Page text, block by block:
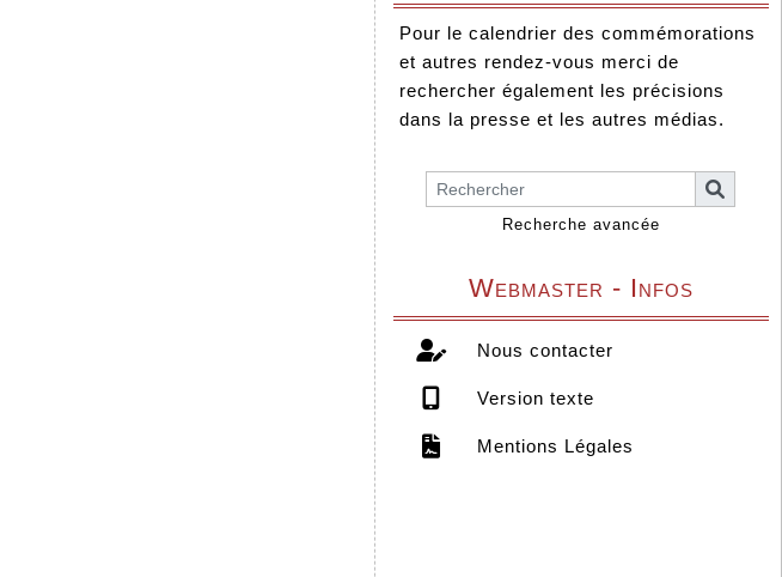
Pour le calendrier des commémorations
et autres rendez-vous merci de
rechercher également les précisions
dans la presse et les autres médias.
Recherche avancée
Webmaster - Infos
Nous contacter
Version texte
Mentions Légales